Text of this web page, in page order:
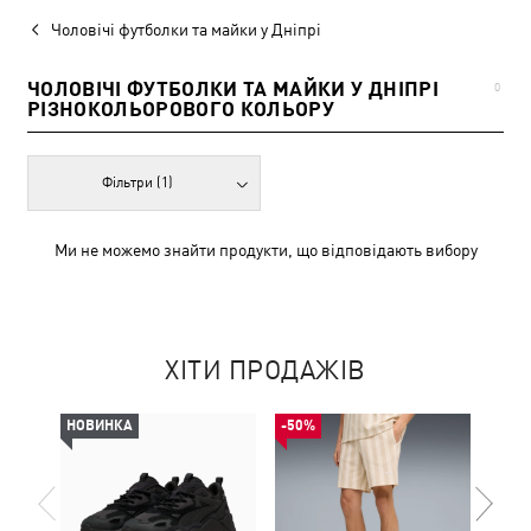
Чоловічі футболки та майки у Дніпрі
ЧОЛОВІЧІ ФУТБОЛКИ ТА МАЙКИ У ДНІПРІ
РІЗНОКОЛЬОРОВОГО КОЛЬОРУ
0
Фільтри (1)
Ми не можемо знайти продукти, що відповідають вибору
ХІТИ ПРОДАЖІВ
НОВИНКА -50%